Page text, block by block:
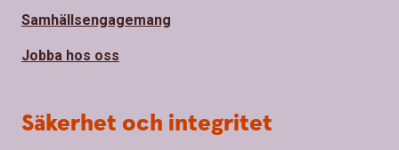
Samhällsengagemang
Jobba hos oss
Säkerhet och integritet